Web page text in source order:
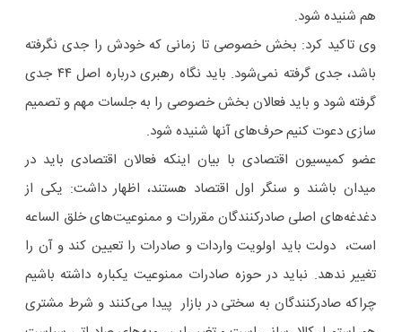
هم شنیده شود.
وی تاکید کرد: بخش خصوصی تا زمانی که خودش را جدی نگرفته
باشد، جدی گرفته نمی‌شود. باید نگاه رهبری درباره اصل ۴۴ جدی
گرفته شود و باید فعالان بخش خصوصی را به جلسات مهم و تصمیم
سازی دعوت کنیم حرف‌های آنها شنیده شود.
عضو کمیسیون اقتصادی با بیان اینکه فعالان اقتصادی باید در
میدان باشند و سنگر اول اقتصاد هستند، اظهار داشت: یکی از
دغدغه‌های اصلی صادرکنندگان مقررات و ممنوعیت‌های خلق الساعه
است، دولت باید اولویت واردات و صادرات را تعیین کند و آن را
تغییر ندهد. نباید در حوزه صادرات ممنوعیت یکباره داشته باشیم
چراکه صادرکنندگان به سختی در بازار پیدا می‌کنند و شرط مشتری